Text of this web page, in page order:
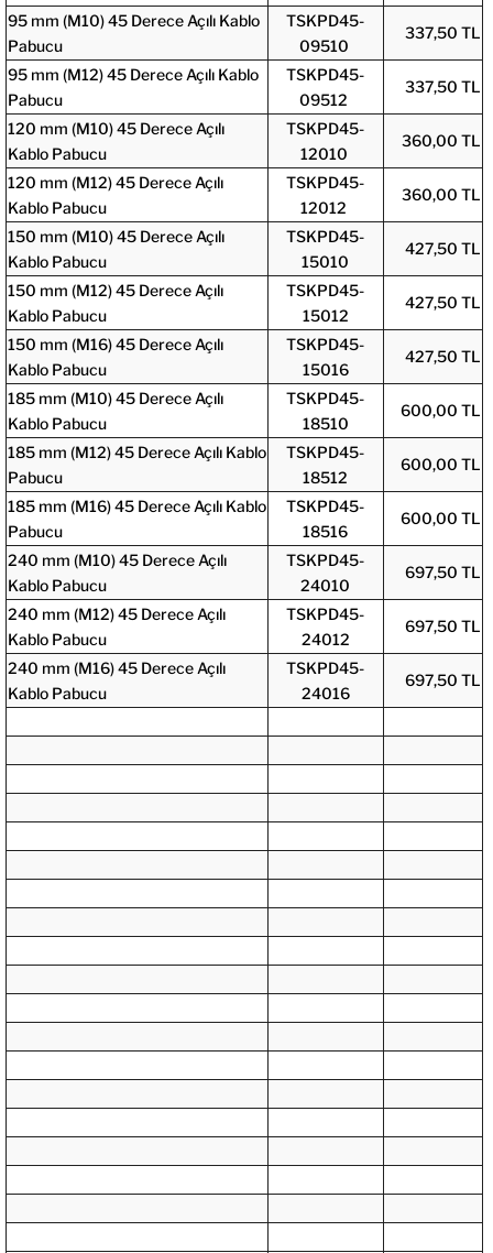
95 mm (M10) 45 Derece Açılı Kablo
Pabucu
TSKPD45-
09510
337,50 TL
95 mm (M12) 45 Derece Açılı Kablo
Pabucu
TSKPD45-
09512
337,50 TL
120 mm (M10) 45 Derece Açılı
Kablo Pabucu
TSKPD45-
12010
360,00 TL
120 mm (M12) 45 Derece Açılı
Kablo Pabucu
TSKPD45-
12012
360,00 TL
150 mm (M10) 45 Derece Açılı
Kablo Pabucu
TSKPD45-
15010
427,50 TL
150 mm (M12) 45 Derece Açılı
Kablo Pabucu
TSKPD45-
15012
427,50 TL
150 mm (M16) 45 Derece Açılı
Kablo Pabucu
TSKPD45-
15016
427,50 TL
185 mm (M10) 45 Derece Açılı
Kablo Pabucu
TSKPD45-
18510
600,00 TL
185 mm (M12) 45 Derece Açılı Kablo
Pabucu
TSKPD45-
18512
600,00 TL
185 mm (M16) 45 Derece Açılı Kablo
Pabucu
TSKPD45-
18516
600,00 TL
240 mm (M10) 45 Derece Açılı
Kablo Pabucu
TSKPD45-
24010
697,50 TL
240 mm (M12) 45 Derece Açılı
Kablo Pabucu
TSKPD45-
24012
697,50 TL
240 mm (M16) 45 Derece Açılı
Kablo Pabucu
TSKPD45-
24016
697,50 TL